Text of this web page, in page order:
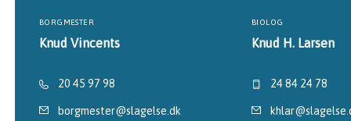
BORGMESTER
Knud Vincents
20 45 97 98
borgmester@slagelse.dk
BIOLOG
Knud H. Larsen
24 84 24 78